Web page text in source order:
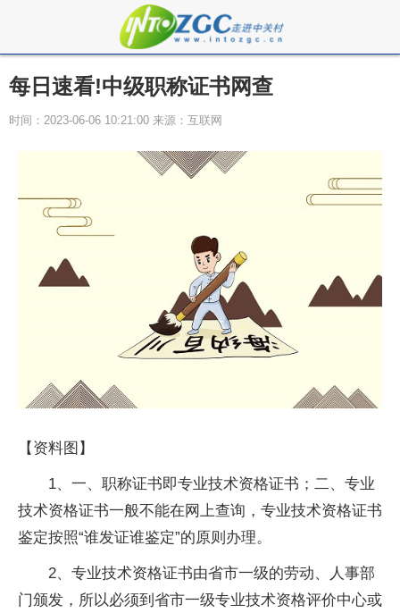
每日速看!中级职称证书网查
时间：2023-06-06 10:21:00 来源：互联网
【资料图】
1、一、职称证书即专业技术资格证书；二、专业
技术资格证书一般不能在网上查询，专业技术资格证书
鉴定按照“谁发证谁鉴定”的原则办理。
2、专业技术资格证书由省市一级的劳动、人事部
门颁发，所以必须到省市一级专业技术资格评价中心或